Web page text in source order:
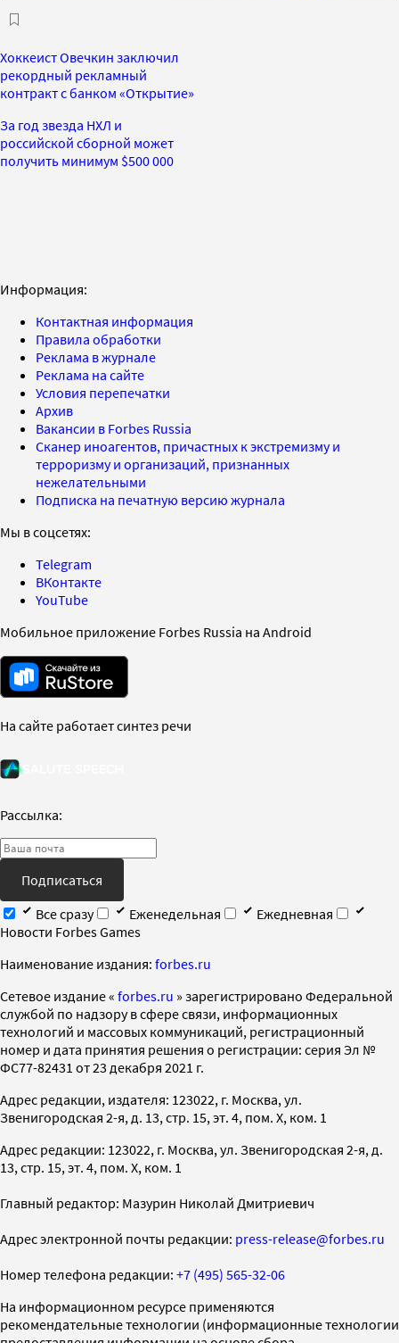
Хоккеист Овечкин заключил
рекордный рекламный
контракт с банком «Открытие»
За год звезда НХЛ и
российской сборной может
получить минимум $500 000
Информация:
Контактная информация
Правила обработки
Реклама в журнале
Реклама на сайте
Условия перепечатки
Архив
Вакансии в Forbes Russia
Сканер иноагентов, причастных к экстремизму и
терроризму и организаций, признанных
нежелательными
Подписка на печатную версию журнала
Мы в соцсетях:
Telegram
ВКонтакте
YouTube
Мобильное приложение Forbes Russia на Android
На сайте работает синтез речи
Рассылка:
Подписаться
Все сразу
Еженедельная
Ежедневная
Новости Forbes Games
Наименование издания: forbes.ru
Cетевое издание « forbes.ru » зарегистрировано Федеральной
службой по надзору в сфере связи, информационных
технологий и массовых коммуникаций, регистрационный
номер и дата принятия решения о регистрации: серия Эл №
ФС77-82431 от 23 декабря 2021 г.
Адрес редакции, издателя: 123022, г. Москва, ул.
Звенигородская 2-я, д. 13, стр. 15, эт. 4, пом. X, ком. 1
Адрес редакции: 123022, г. Москва, ул. Звенигородская 2-я, д.
13, стр. 15, эт. 4, пом. X, ком. 1
Главный редактор: Мазурин Николай Дмитриевич
Адрес электронной почты редакции: press-release@forbes.ru
Номер телефона редакции: +7 (495) 565-32-06
На информационном ресурсе применяются
рекомендательные технологии (информационные технологии